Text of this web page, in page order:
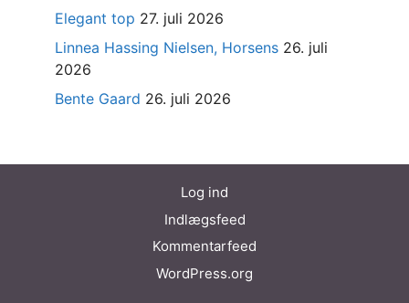
Elegant top 27. juli 2026
Linnea Hassing Nielsen, Horsens 26. juli
2026
Bente Gaard 26. juli 2026
Log ind
Indlægsfeed
Kommentarfeed
WordPress.org